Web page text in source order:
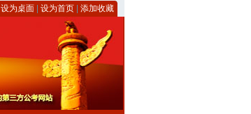
设为桌面 设为首页 添加收藏